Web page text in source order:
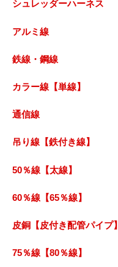
シュレッダーハーネス
アルミ線
鉄線・鋼線
カラー線【単線】
通信線
吊り線【鉄付き線】
50％線【太線】
60％線【65％線】
皮銅【皮付き配管パイプ】
75％線【80％線】